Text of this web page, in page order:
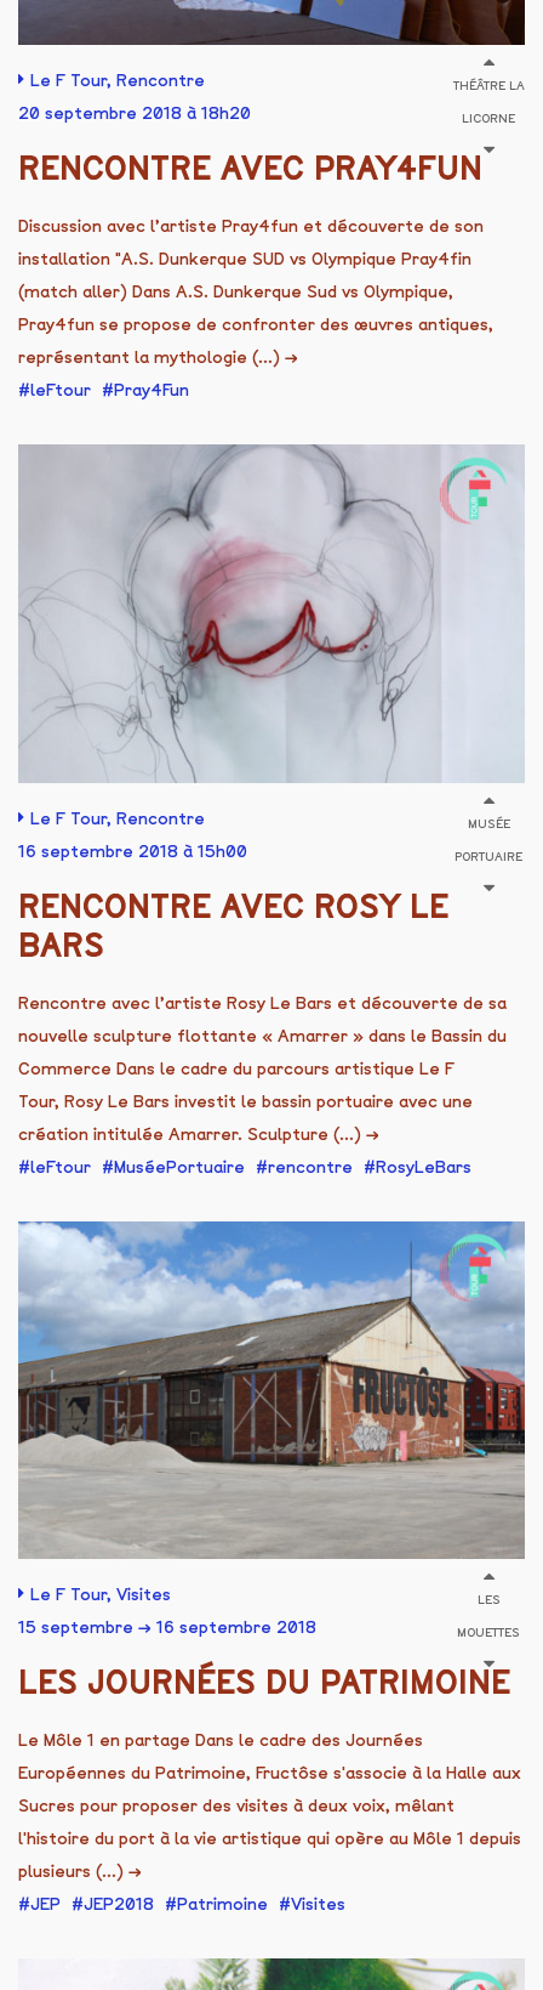
Le F Tour, Rencontre
20 septembre 2018 à 18h20
THÉÂTRE LA
LICORNE
RENCONTRE AVEC PRAY4FUN
Discussion avec l’artiste Pray4fun et découverte de son
installation "A.S. Dunkerque SUD vs Olympique Pray4fin
(match aller) Dans A.S. Dunkerque Sud vs Olympique,
Pray4fun se propose de confronter des œuvres antiques,
représentant la mythologie (...) →
leFtour
Pray4Fun
Le F Tour, Rencontre
16 septembre 2018 à 15h00
MUSÉE
PORTUAIRE
RENCONTRE AVEC ROSY LE
BARS
Rencontre avec l’artiste Rosy Le Bars et découverte de sa
nouvelle sculpture flottante « Amarrer » dans le Bassin du
Commerce Dans le cadre du parcours artistique Le F
Tour, Rosy Le Bars investit le bassin portuaire avec une
création intitulée Amarrer. Sculpture (...) →
leFtour
MuséePortuaire rencontre RosyLeBars
Le F Tour, Visites
15 septembre → 16 septembre 2018
LES
MOUETTES
LES JOURNÉES DU PATRIMOINE
Le Môle 1 en partage Dans le cadre des Journées
Européennes du Patrimoine, Fructôse s'associe à la Halle aux
Sucres pour proposer des visites à deux voix, mêlant
l'histoire du port à la vie artistique qui opère au Môle 1 depuis
plusieurs (...) →
JEP
JEP2018 Patrimoine Visites